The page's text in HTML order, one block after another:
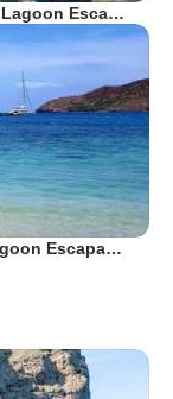
Lagoon Esca…
Escapa…